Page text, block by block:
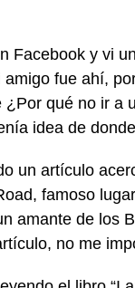
Facebook y vi
fue ahí,
qué no ir a
idea de
un artículo
famoso
amante de los
no me